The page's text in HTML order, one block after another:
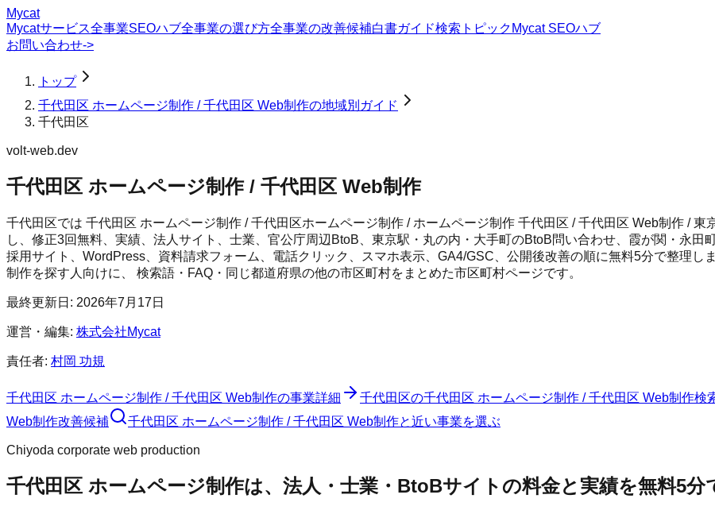
Mycat
Mycatサービス全事業SEOハブ全事業の選び方全事業の改善候補白書ガイド検索トピック Mycat SEOハブ
お問い合わせ->
トップ
千代田区 ホームページ制作 / 千代田区 Web制作の地域別ガイド
千代田区
volt-web.dev
千代田区 ホームページ制作 / 千代田区 Web制作
千代田区では 千代田区 ホームページ制作 / 千代田区ホームページ制作 / ホームページ制作 千代田区 / 千代田区 Web制作 /
し、修正3回無料、実績、法人サイト、士業、官公庁周辺BtoB、東京駅・丸の内・大手町のBtoB問い合わせ、霞が関・永田
採用サイト、WordPress、資料請求フォーム、電話クリック、スマホ表示、GA4/GSC、公開後改善の順に無料5分で整理し
制作を探す人向けに、 検索語・FAQ・同じ都道府県の他の市区町村をまとめた市区町村ページです。
最終更新日: 2026年7月17日
運営・編集: 株式会社Mycat
責任者: 村岡 功規
千代田区 ホームページ制作 / 千代田区 Web制作の事業詳細 千代田区の千代田区 ホームページ制作 / 千代田区 Web制作検
Web制作改善候補 千代田区 ホームページ制作 / 千代田区 Web制作と近い事業を選ぶ
Chiyoda corporate web production
千代田区 ホームページ制作は、法人・士業・BtoBサイトの料金と実績を無料5分